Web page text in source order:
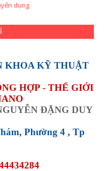
dụng
KHOA KỸ THUẬT
HỢP - THẾ GIỚI
ĐẶNG DUY
Phường 4 , Tp